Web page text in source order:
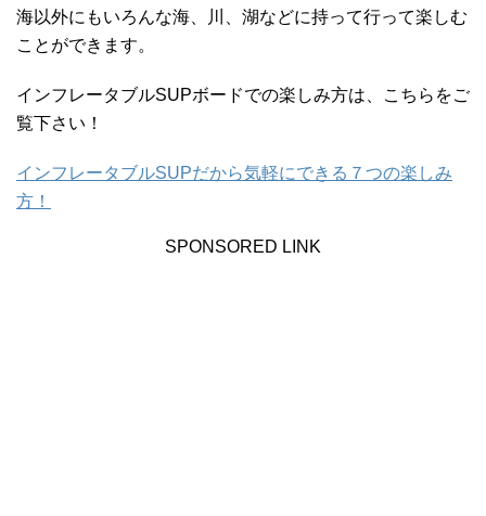
海以外にもいろんな海、川、湖などに持って行って楽しむ
ことができます。
インフレータブルSUPボードでの楽しみ方は、こちらをご
覧下さい！
インフレータブルSUPだから気軽にできる７つの楽しみ
方！
SPONSORED LINK